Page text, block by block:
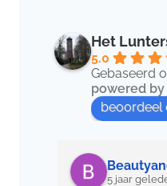
Het
5.0
Gebaseerd
powered by
beoordeel
5 jaar